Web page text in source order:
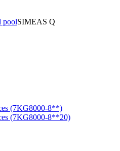
poolSIMEAS Q
(7KG8000-8**)
(7KG8000-8**20)